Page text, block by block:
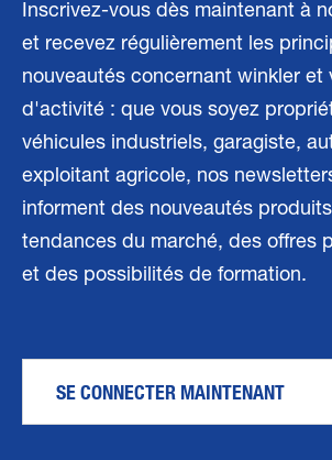
Inscrivez-vous dès maintenant à
et recevez régulièrement les
nouveautés concernant winkler et
d'activité : que vous soyez
véhicules industriels, garagiste,
exploitant agricole, nos
informent des nouveautés
tendances du marché, des offres
et des possibilités de formation.
SE CONNECTER MAINTENANT